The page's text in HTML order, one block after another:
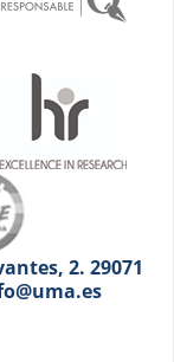
2. 29071